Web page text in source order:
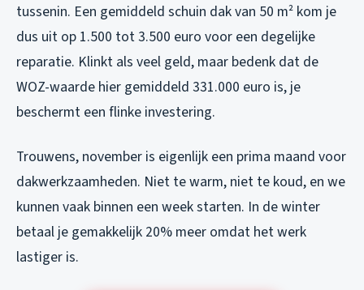
tussenin. Een gemiddeld schuin dak van 50 m² kom je
dus uit op 1.500 tot 3.500 euro voor een degelijke
reparatie. Klinkt als veel geld, maar bedenk dat de
WOZ-waarde hier gemiddeld 331.000 euro is, je
beschermt een flinke investering.
Trouwens, november is eigenlijk een prima maand voor
dakwerkzaamheden. Niet te warm, niet te koud, en we
kunnen vaak binnen een week starten. In de winter
betaal je gemakkelijk 20% meer omdat het werk
lastiger is.